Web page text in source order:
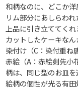
和柄なのに、どこか洋
リム部分にあしらわ
上品に引き立ててくれ
カットしたケーキなん
染付け（C：染付重ね
赤絵（A：赤絵剣先小
柄は、同じ型のお皿を
絵柄の個性が光る有田